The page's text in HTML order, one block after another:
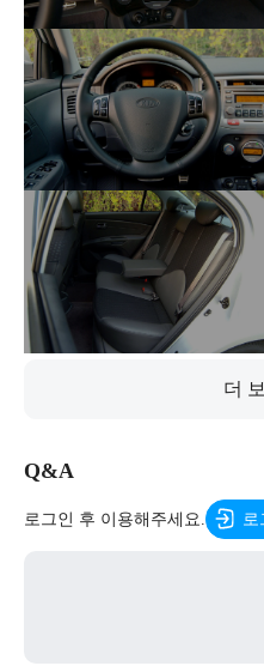
Q&A
로그인 후 이용해주세요. 로